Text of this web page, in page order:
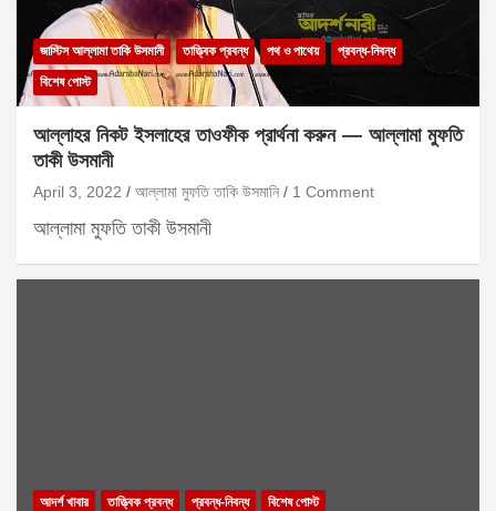
জাস্টিস আল্লামা তাকি উসমানী তাত্ত্বিক প্রবন্ধ পথ ও পাথেয়
প্রবন্ধ-নিবন্ধ
বিশেষ পোস্ট
আল্লাহর নিকট ইসলাহের তাওফীক প্রার্থনা করুন — আল্লামা মুফতি
তাকী উসমানী
April 3, 2022 আল্লামা মুফতি তাকি উসমানি 1 Comment
আল্লামা মুফতি তাকী উসমানী
আদর্শ খাবার তাত্ত্বিক প্রবন্ধ প্রবন্ধ-নিবন্ধ
বিশেষ পোস্ট